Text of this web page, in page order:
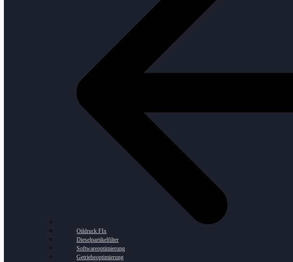
Oildruck FIx
Dieselpartikelfilter
Softwareoptimierung
Getriebeoptimierung